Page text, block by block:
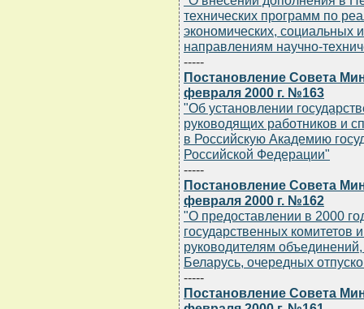
технических программ по
экономических, социальных
направлениям научно-
-----
Постановление Совета
февраля 2000 г. №163
"Об установлении
руководящих работников и
в Российскую Академию
Российской Федерации"
-----
Постановление Совета
февраля 2000 г. №162
"О предоставлении в 2000
государственных комитетов
руководителям
Беларусь, очередных
-----
Постановление Совета